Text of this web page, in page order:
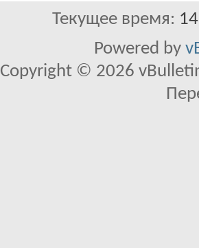
Текущее время:
Powered by
Copyright © 2026